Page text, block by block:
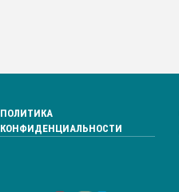
ПОЛИТИКА
КОНФИДЕНЦИАЛЬНОСТИ